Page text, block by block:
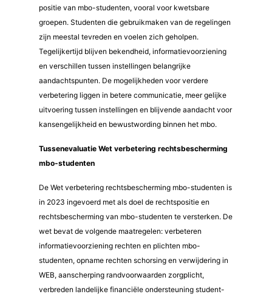
positie van mbo-studenten, vooral voor kwetsbare
groepen. Studenten die gebruikmaken van de regelingen
zijn meestal tevreden en voelen zich geholpen.
Tegelijkertijd blijven bekendheid, informatievoorziening
en verschillen tussen instellingen belangrijke
aandachtspunten. De mogelijkheden voor verdere
verbetering liggen in betere communicatie, meer gelijke
uitvoering tussen instellingen en blijvende aandacht voor
kansengelijkheid en bewustwording binnen het mbo.
Tussenevaluatie Wet verbetering rechtsbescherming
mbo-studenten
De Wet verbetering rechtsbescherming mbo-studenten is
in 2023 ingevoerd met als doel de rechtspositie en
rechtsbescherming van mbo-studenten te versterken. De
wet bevat de volgende maatregelen: verbeteren
informatievoorziening rechten en plichten mbo-
studenten, opname rechten schorsing en verwijdering in
WEB, aanscherping randvoorwaarden zorgplicht,
verbreden landelijke financiële ondersteuning student-